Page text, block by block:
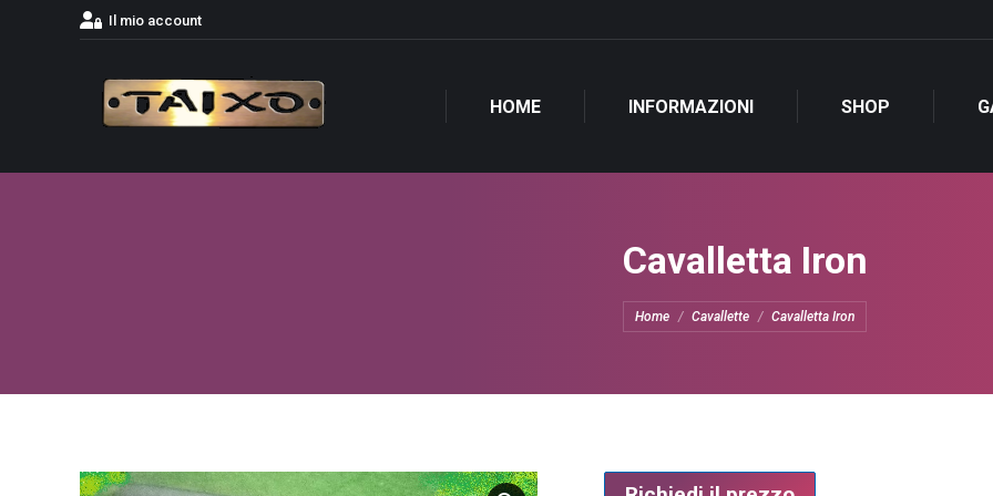
Il mio account
HOME INFORMAZIONI SHOP
Cavalletta Iron
Tu sei qui:
Home Cavallette Cavalletta Iron